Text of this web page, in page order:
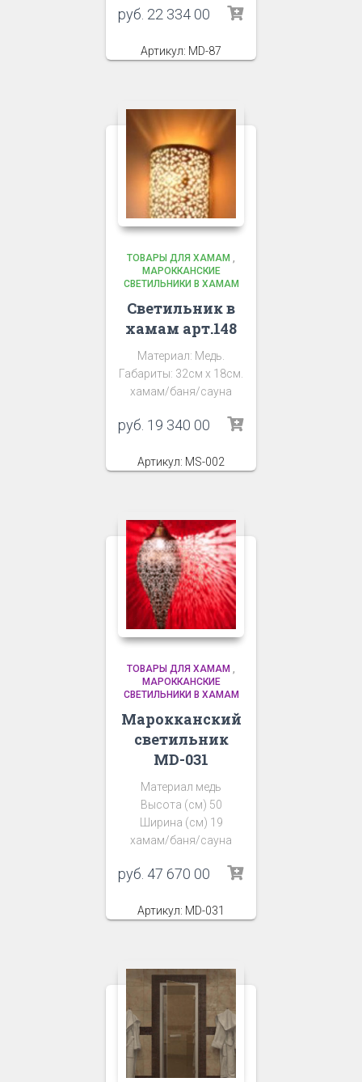
руб. 22 334 00
Артикул: MD-87
ТОВАРЫ ДЛЯ ХАМАМ ,
МАРОККАНСКИЕ
СВЕТИЛЬНИКИ В ХАМАМ
Светильник в
хамам арт.148
Материал: Медь.
Габариты: 32см х 18см.
хамам/баня/сауна
руб. 19 340 00
Артикул: MS-002
ТОВАРЫ ДЛЯ ХАМАМ ,
МАРОККАНСКИЕ
СВЕТИЛЬНИКИ В ХАМАМ
Марокканский
светильник
MD-031
Материал медь
Высота (см) 50
Ширина (см) 19
хамам/баня/сауна
руб. 47 670 00
Артикул: MD-031